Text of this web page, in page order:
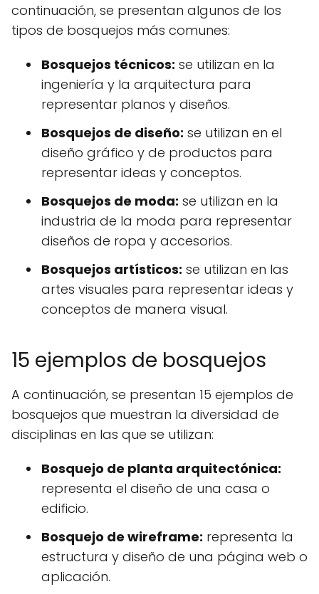
continuación, se presentan algunos de los
tipos de bosquejos más comunes:
Bosquejos técnicos: se utilizan en la
ingeniería y la arquitectura para
representar planos y diseños.
Bosquejos de diseño: se utilizan en el
diseño gráfico y de productos para
representar ideas y conceptos.
Bosquejos de moda: se utilizan en la
industria de la moda para representar
diseños de ropa y accesorios.
Bosquejos artísticos: se utilizan en las
artes visuales para representar ideas y
conceptos de manera visual.
15 ejemplos de bosquejos
A continuación, se presentan 15 ejemplos de
bosquejos que muestran la diversidad de
disciplinas en las que se utilizan:
Bosquejo de planta arquitectónica:
representa el diseño de una casa o
edificio.
Bosquejo de wireframe: representa la
estructura y diseño de una página web o
aplicación.